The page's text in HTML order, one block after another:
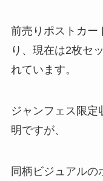
前売りポストカー
り、現在は2枚セ
れています。
ジャンフェス限定
明ですが、
同柄ビジュアルの